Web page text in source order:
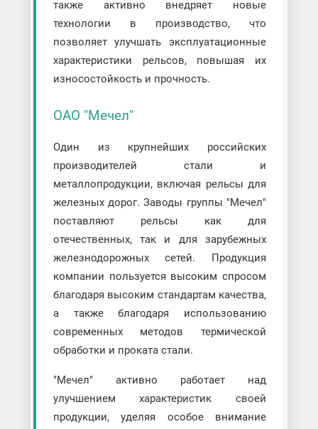
также активно внедряет новые
технологии в производство, что
позволяет улучшать эксплуатационные
характеристики рельсов, повышая их
износостойкость и прочность.
ОАО "Мечел"
Один из крупнейших российских
производителей стали и
металлопродукции, включая рельсы для
железных дорог. Заводы группы "Мечел"
поставляют рельсы как для
отечественных, так и для зарубежных
железнодорожных сетей. Продукция
компании пользуется высоким спросом
благодаря высоким стандартам качества,
а также благодаря использованию
современных методов термической
обработки и проката стали.
"Мечел" активно работает над
улучшением характеристик своей
продукции, уделяя особое внимание